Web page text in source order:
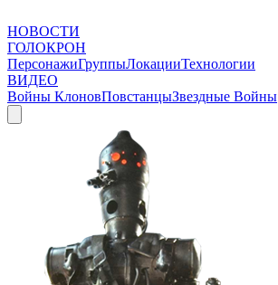
НОВОСТИ
ГОЛОКРОН
ПерсонажиГруппыЛокацииТехнологии
ВИДЕО
Войны КлоновПовстанцыЗвездные Войны